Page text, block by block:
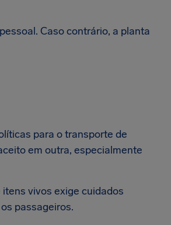
Caso contrário, a planta
para o transporte de
em outra, especialmente
vivos exige cuidados
passageiros.